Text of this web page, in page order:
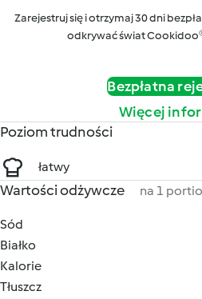
Zarejestruj się i otrzymaj 30 dni
odkrywać świat
Bezpłatna
Więcej
Poziom trudności
łatwy
Wartości odżywcze na 1
Sód
Białko
Kalorie
Tłuszcz